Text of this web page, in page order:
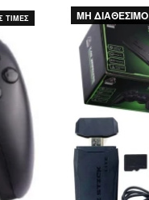
ΤΙΜΕΣ ΜΗ ΔΙΑΘΕΣΙΜΟ